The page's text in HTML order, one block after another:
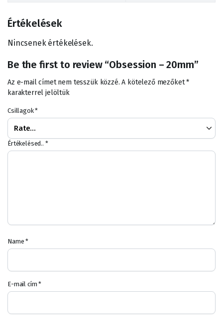
Értékelések
Nincsenek értékelések.
Be the first to review “Obsession – 20mm”
Az e-mail címet nem tesszük közzé. A kötelező mezőket*
karakterrel jelöltük
Csillagok*
Értékelésed.. *
Name*
E-mail cím*